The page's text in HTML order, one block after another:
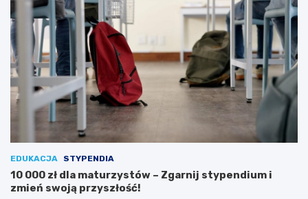
EDUKACJA STYPENDIA
10 000 zł dla maturzystów – Zgarnij stypendium i
zmień swoją przyszłość!